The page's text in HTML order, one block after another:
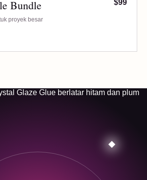
Bundle
proyek besar
$99